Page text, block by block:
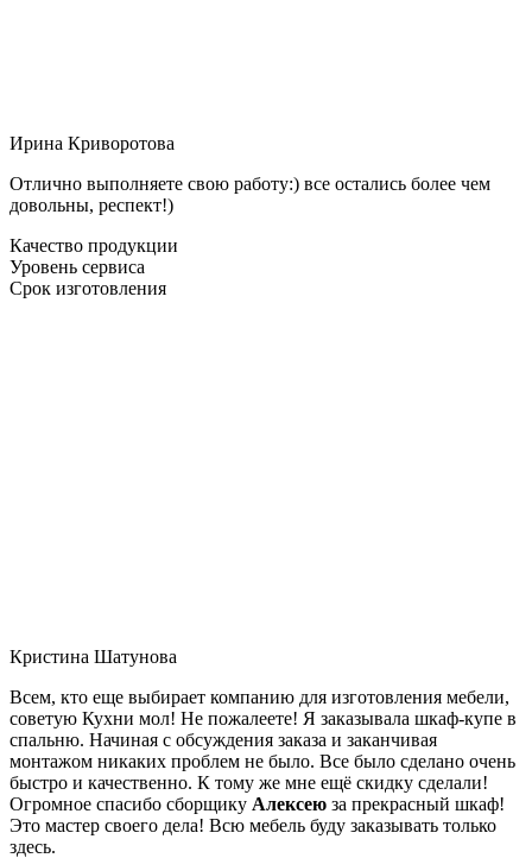
Ирина Криворотова
Отлично выполняете свою работу:) все остались более чем
довольны, респект!)
Качество продукции
Уровень сервиса
Срок изготовления
Кристина Шатунова
Всем, кто еще выбирает компанию для изготовления мебели,
советую Кухни мол! Не пожалеете! Я заказывала шкаф-купе в
спальню. Начиная с обсуждения заказа и заканчивая
монтажом никаких проблем не было. Все было сделано очень
быстро и качественно. К тому же мне ещё скидку сделали!
Огромное спасибо сборщику Алексею за прекрасный шкаф!
Это мастер своего дела! Всю мебель буду заказывать только
здесь.